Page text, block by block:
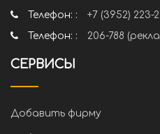
Телефон: :
+7 (3952)
Телефон: :
206-788
СЕРВИСЫ
Добавить фирму